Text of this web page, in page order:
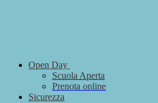
Open Day
Scuola Aperta
Prenota online
Sicurezza